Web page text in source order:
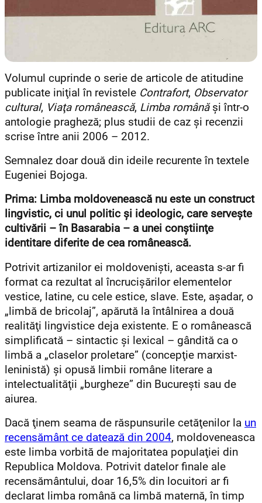
Volumul cuprinde o serie de articole de atitudine
publicate iniţial în revistele Contrafort, Observator
cultural, Viaţa românească, Limba românăşi într-o
antologie pragheză; plus studii de caz şi recenzii
scrise între anii 2006 – 2012.
Semnalez doar două din ideile recurente în textele
Eugeniei Bojoga.
Prima: Limba moldovenească nu este un construct
lingvistic, ci unul politic şi ideologic, care serveşte
cultivării – în Basarabia – a unei conştiinţe
identitare diferite de cea românească.
Potrivit artizanilor ei moldovenişti, aceasta s-ar fi
format ca rezultat al încrucişărilor elementelor
vestice, latine, cu cele estice, slave. Este, aşadar, o
„limbă de bricolaj”, apărută la întâlnirea a două
realităţi lingvistice deja existente. E o românească
simplificată – sintactic şi lexical – gândită ca o
limbă a „claselor proletare” (concepţie marxist-
leninistă) şi opusă limbii române literare a
intelectualităţii „burgheze” din Bucureşti sau de
aiurea.
Dacă ţinem seama de răspunsurile cetăţenilor la un
recensământ ce datează din 2004, moldoveneasca
este limba vorbită de majoritatea populaţiei din
Republica Moldova. Potrivit datelor finale ale
recensământului, doar 16,5% din locuitori ar fi
declarat limba română ca limbă maternă, în timp